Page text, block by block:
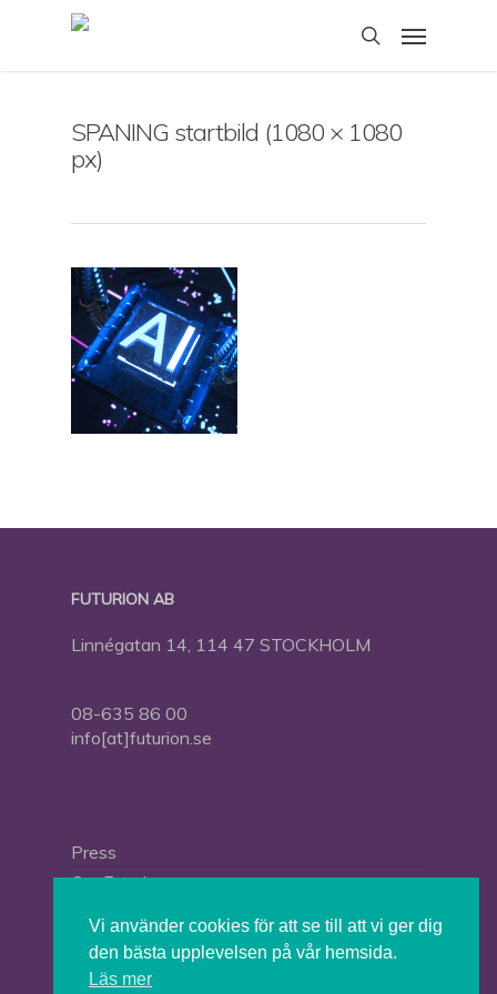
search
Menu
SPANING startbild (1080 × 1080
px)
FUTURION AB
Linnégatan 14, 114 47 STOCKHOLM
08-635 86 00
info[at]futurion.se
Press
Om Futurion
Vi använder cookies för att se till att vi ger dig
den bästa upplevelsen på vår hemsida.
Läs mer